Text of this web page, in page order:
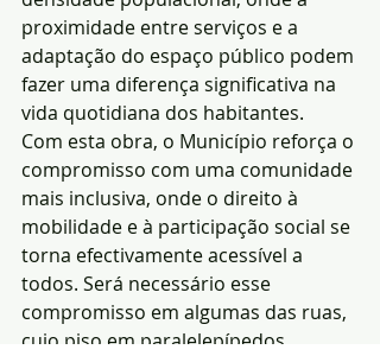
proximidade entre serviços e a
adaptação do espaço público podem
fazer uma diferença significativa na
vida quotidiana dos habitantes.
Com esta obra, o Município reforça o
compromisso com uma comunidade
mais inclusiva, onde o direito à
mobilidade e à participação social se
torna efectivamente acessível a
todos. Será necessário esse
compromisso em algumas das ruas,
cujo piso em paralelepípedos